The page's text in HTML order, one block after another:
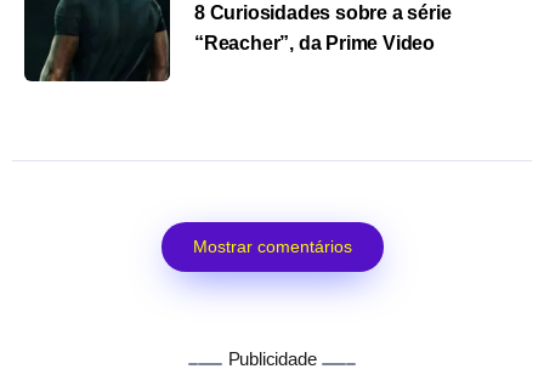
8 Curiosidades sobre a série
“Reacher”, da Prime Video
Mostrar comentários
Publicidade